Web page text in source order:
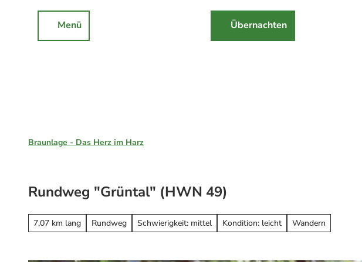
Menü
Sankt Andreasberg
Hohegeiß
Nationalpark Harz
Erleben
Alle Erlebnisse
Wandern
Übernachten
Braunlage - Das Herz im Harz
Rundweg "Grüntal" (HWN 49)
7,07 km lang Rundweg Schwierigkeit: mittel Kondition: leicht Wandern